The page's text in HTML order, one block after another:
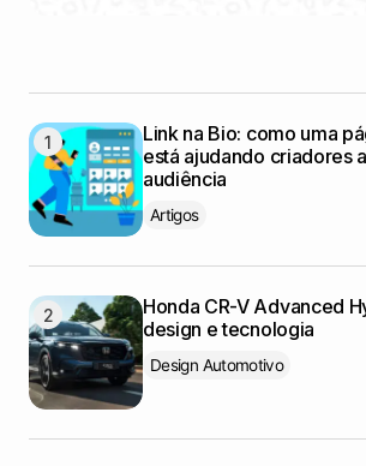
Link na Bio: como uma
está ajudando criadores
audiência
Artigos
Honda CR-V Advanced
design e tecnologia
Design Automotivo